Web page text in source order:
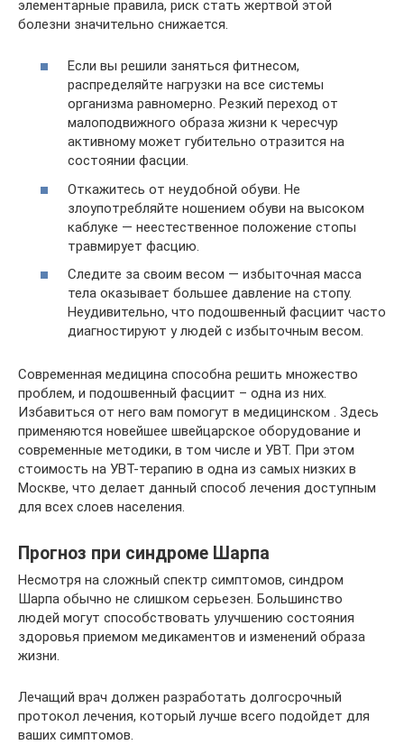
элементарные правила, риск стать жертвой этой
болезни значительно снижается.
Если вы решили заняться фитнесом,
распределяйте нагрузки на все системы
организма равномерно. Резкий переход от
малоподвижного образа жизни к чересчур
активному может губительно отразится на
состоянии фасции.
Откажитесь от неудобной обуви. Не
злоупотребляйте ношением обуви на высоком
каблуке — неестественное положение стопы
травмирует фасцию.
Следите за своим весом — избыточная масса
тела оказывает большее давление на стопу.
Неудивительно, что подошвенный фасциит часто
диагностируют у людей с избыточным весом.
Современная медицина способна решить множество
проблем, и подошвенный фасциит – одна из них.
Избавиться от него вам помогут в медицинском . Здесь
применяются новейшее швейцарское оборудование и
современные методики, в том числе и УВТ. При этом
стоимость на УВТ-терапию в одна из самых низких в
Москве, что делает данный способ лечения доступным
для всех слоев населения.
Прогноз при синдроме Шарпа
Несмотря на сложный спектр симптомов, синдром
Шарпа обычно не слишком серьезен. Большинство
людей могут способствовать улучшению состояния
здоровья приемом медикаментов и изменений образа
жизни.
Лечащий врач должен разработать долгосрочный
протокол лечения, который лучше всего подойдет для
ваших симптомов.